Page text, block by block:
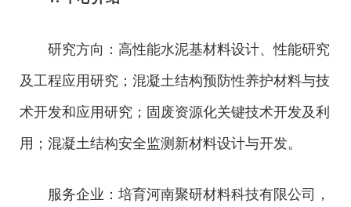
研究方向：高性能水泥基材料设计、性能研究
及工程应用研究；混凝土结构预防性养护材料与技
术开发和应用研究；固废资源化关键技术开发及利
用；混凝土结构安全监测新材料设计与开发。
服务企业：培育河南聚研材料科技有限公司，